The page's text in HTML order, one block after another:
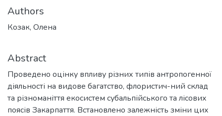
Authors
Козак, Олена
Abstract
Проведено оцінку впливу різних типів антропогенної
діяльності на видове багатство, флористич-ний склад
та різноманіття екосистем субальпійського та лісових
поясів Закарпаття. Встановлено залежність зміни цих